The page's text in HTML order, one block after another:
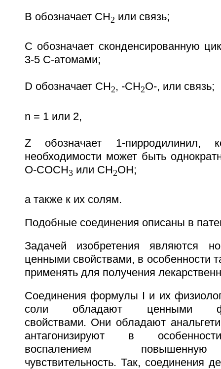
B обозначает CH2 или связь;
C обозначает сконденсированную
3-5 C-атомами;
D обозначает CH2, -CH2O-, или связь;
n = 1 или 2,
Z обозначает 1-пирродилинил,
необходимости может быть
O-COCH3 или CH2OH;
а также к их солям.
Подобные соединения описаны в
Задачей изобретения являются
ценными свойствами, в особенности
применять для получения
Соединения формулы I и их
соли обладают ценными
свойствами. Они обладают
антагонизируют в
воспалением
чувствительность. Так, соединения